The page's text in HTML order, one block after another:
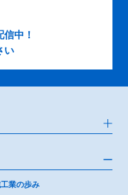
中！
い
業の歩み